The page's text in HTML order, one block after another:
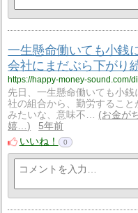
一生懸命働いても小銭
会社にまだぶら下がり
先日、一生懸命働いても小銭
社の組合から、勤労すること
みたいな、意味不…
お金が
嬉…
5年前
いいね！
0